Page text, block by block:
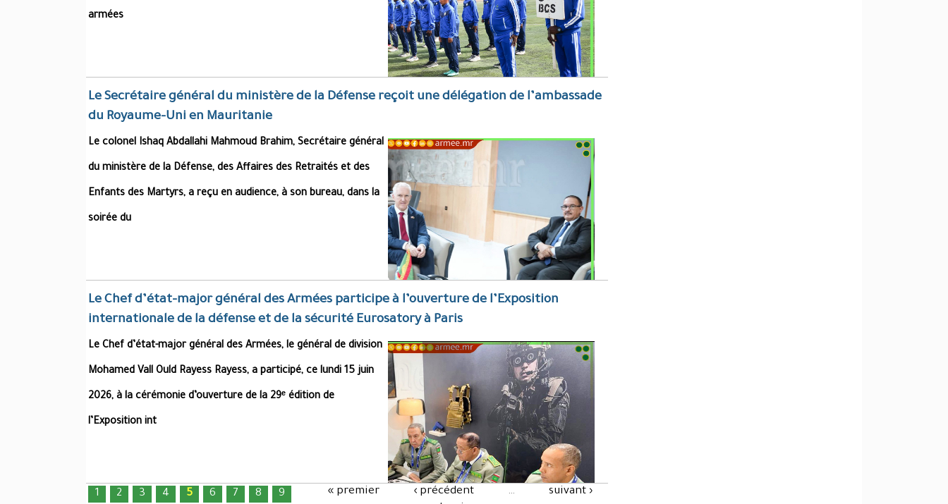
armées
Le Secrétaire général du ministère de la Défense reçoit une délégation de l’ambassade
du Royaume-Uni en Mauritanie
Le colonel Ishaq Abdallahi Mahmoud Brahim, Secrétaire général
du ministère de la Défense, des Affaires des Retraités et des
Enfants des Martyrs, a reçu en audience, à son bureau, dans la
soirée du
Le Chef d’état-major général des Armées participe à l’ouverture de l’Exposition
internationale de la défense et de la sécurité Eurosatory à Paris
Le Chef d’état-major général des Armées, le général de division
Mohamed Vall Ould Rayess Rayess, a participé, ce lundi 15 juin
2026, à la cérémonie d’ouverture de la 29ᵉ édition de
l’Exposition int
Pages « premier ‹ précédent
1 2 3 4 5 6 7 8 9 …
suivant ›